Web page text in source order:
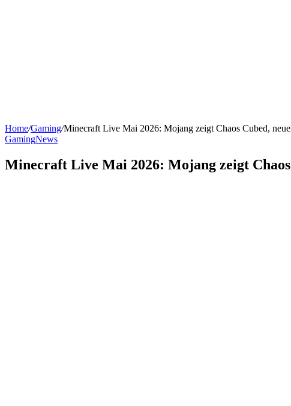
Home/Gaming/Minecraft Live Mai 2026: Mojang zeigt Chaos Cubed,
GamingNews
Minecraft Live Mai 2026: Mojang zeigt